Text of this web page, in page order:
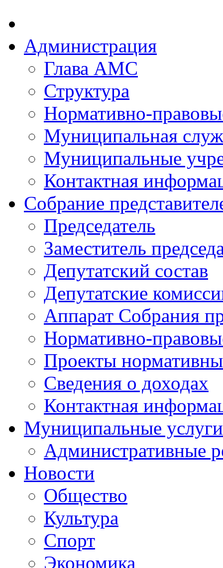
Администрация
Глава АМС
Структура
Нормативно-
Муниципальная
Муниципальные
Контактная
Собрание
Председатель
Заместитель
Депутатский состав
Депутатские
Аппарат Собрания
Нормативно-
Проекты
Сведения о доходах
Контактная
Муниципальные услуги
Административные
Новости
Общество
Культура
Спорт
Экономика